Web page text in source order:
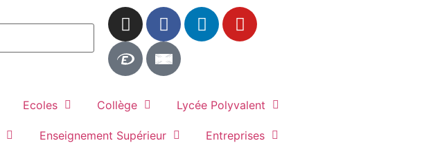
Ecoles Collège Lycée Polyvalent
Enseignement Supérieur Entreprises